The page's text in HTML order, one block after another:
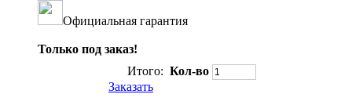
Официальная гарантия
Только под заказ!
Итого: Кол-во
Заказать